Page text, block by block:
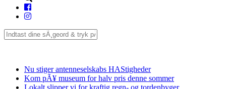
Nu stiger antenneselskabs HAStigheder
Kom pÃ¥ museum for halv pris denne sommer
Lokalt slipper vi for kraftig regn- og tordenbyger